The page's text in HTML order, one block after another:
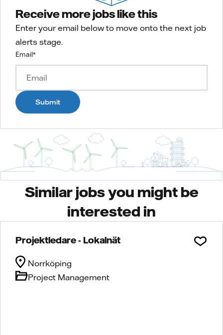
Receive more jobs like this
Enter your email below to move onto the next job
alerts stage.
Email*
Submit
Similar jobs you might be
interested in
Projektledare - Lokalnät
Project Management
Norrköping